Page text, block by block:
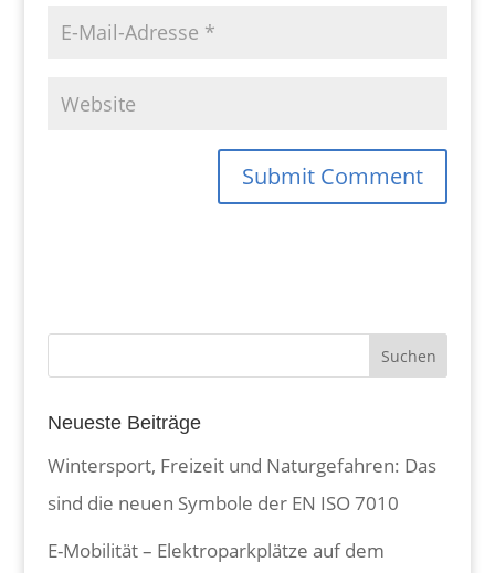
Neueste Beiträge
Wintersport, Freizeit und Naturgefahren: Das
sind die neuen Symbole der EN ISO 7010
E-Mobilität – Elektroparkplätze auf dem